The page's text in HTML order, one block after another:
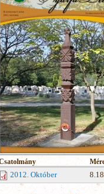
2012. Október